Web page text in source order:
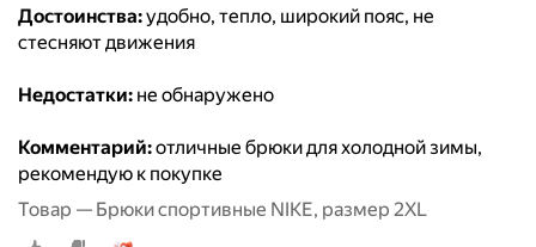
Достоинства:удобно, тепло, широкий пояс, не
стесняют движения
Недостатки: не обнаружено
Комментарий:отличные брюки для холодной зимы,
рекомендую к покупке
Товар — Брюки спортивные NIKE, размер 2XL